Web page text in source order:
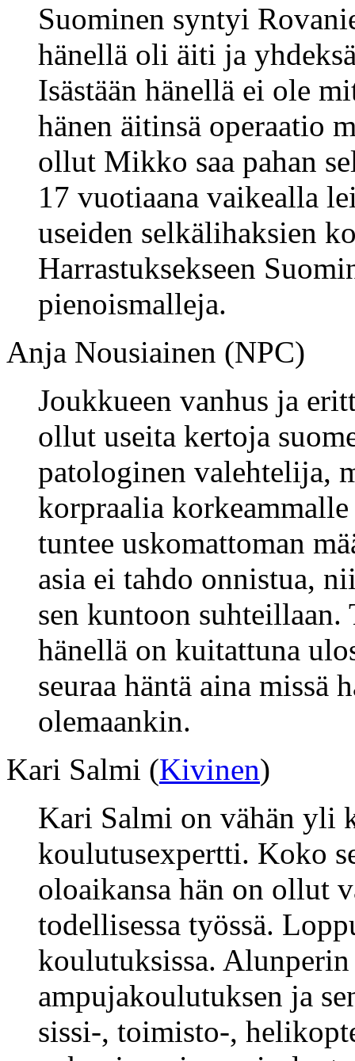
Suominen syntyi
hänellä oli äiti ja
Isästään hänellä ei ole
hänen äitinsä operaatio
ollut Mikko saa pahan
17 vuotiaana vaikealla
useiden selkälihaksien
Harrastuksekseen
pienoismalleja.
Anja Nousiainen (NPC)
Joukkueen vanhus ja
ollut useita kertoja
patologinen valehtelija,
korpraalia
tuntee uskomattoman
asia ei tahdo onnistua,
sen kuntoon suhteillaan.
hänellä on kuitattuna
seuraa häntä aina missä
olemaankin.
Kari Salmi (Kivinen)
Kari Salmi on vähän yli
koulutusexpertti. Koko
oloaikansa hän on ollut
todellisessa työssä.
koulutuksissa.
ampujakoulutuksen ja
sissi-, toimisto-,